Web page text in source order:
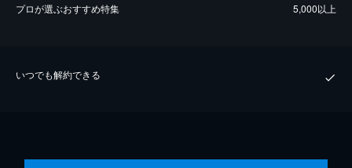
プロが選ぶおすすめ特集 5,000以上
いつでも解約できる